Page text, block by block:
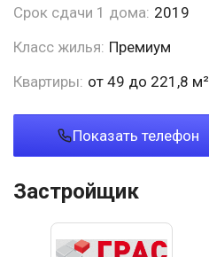
Срок сдачи 1 дома: 2019
Класс жилья: Премиум
Квартиры: от 49 до 221,8 м²
Показать телефон
Застройщик